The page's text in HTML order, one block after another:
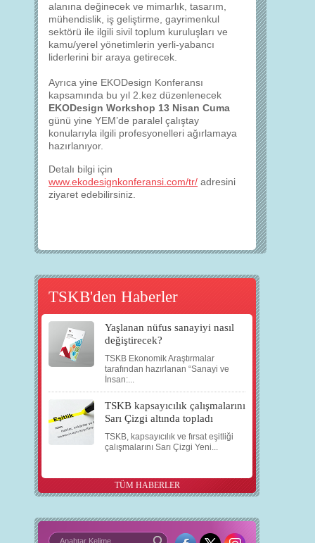
alanına değinecek ve mimarlık, tasarım,
mühendislik, iş geliştirme, gayrimenkul
sektörü ile ilgili sivil toplum kuruluşları ve
kamu/yerel yönetimlerin yerli-yabancı
liderlerini bir araya getirecek.
Ayrıca yine EKODesign Konferansı
kapsamında bu yıl 2.kez düzenlenecek
EKODesign Workshop 13 Nisan Cuma
günü yine YEM’de paralel çalıştay
konularıyla ilgili profesyonelleri ağırlamaya
hazırlanıyor.
Detalı bilgi için
www.ekodesignkonferansi.com/tr/ adresini
ziyaret edebilirsiniz.
TSKB'den Haberler
Yaşlanan nüfus sanayiyi nasıl
değiştirecek?
TSKB Ekonomik Araştırmalar
tarafından hazırlanan “Sanayi ve
İnsan:...
TSKB kapsayıcılık çalışmalarını
Sarı Çizgi altında topladı
TSKB, kapsayıcılık ve fırsat eşitliği
çalışmalarını Sarı Çizgi Yeni...
TÜM HABERLER